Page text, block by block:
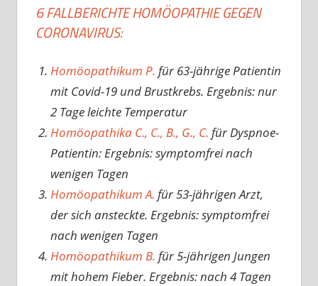
6 FALLBERICHTE HOMÖOPATHIE GEGEN
CORONAVIRUS:
Homöopathikum P. für 63-jährige Patientin
mit Covid-19 und Brustkrebs. Ergebnis: nur
2 Tage leichte Temperatur
Homöopathika C., C., B., G., C. für Dyspnoe-
Patientin: Ergebnis: symptomfrei nach
wenigen Tagen
Homöopathikum A. für 53-jährigen Arzt,
der sich ansteckte. Ergebnis: symptomfrei
nach wenigen Tagen
Homöopathikum B. für 5-jährigen Jungen
mit hohem Fieber. Ergebnis: nach 4 Tagen